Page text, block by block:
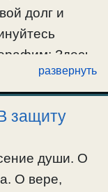
долг и
Здесь
о них.
глазами
Но здесь нет
развернуть
защиту
души. О
О вере,